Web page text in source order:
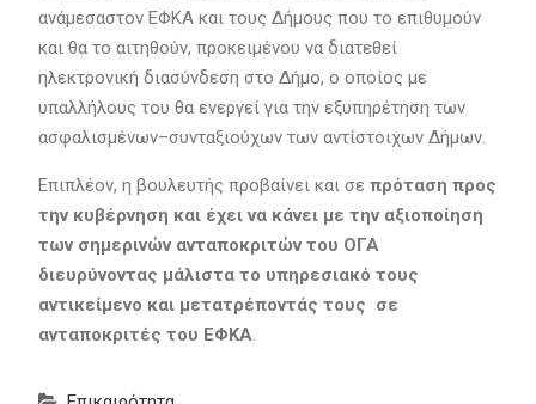
ανάμεσαστον ΕΦΚΑ και τους Δήμους που το επιθυμούν
και θα το αιτηθούν, προκειμένου να διατεθεί
ηλεκτρονική διασύνδεση στο Δήμο, ο οποίος με
υπαλλήλους του θα ενεργεί για την εξυπηρέτηση των
ασφαλισμένων–συνταξιούχων των αντίστοιχων Δήμων.
Επιπλέον, η βουλευτής προβαίνει και σε πρόταση προς
την κυβέρνηση και έχει να κάνει με την αξιοποίηση
των σημερινών ανταποκριτών του ΟΓΑ
διευρύνοντας μάλιστα το υπηρεσιακό τους
αντικείμενο και μετατρέποντάς τους σε
ανταποκριτές του ΕΦΚΑ.